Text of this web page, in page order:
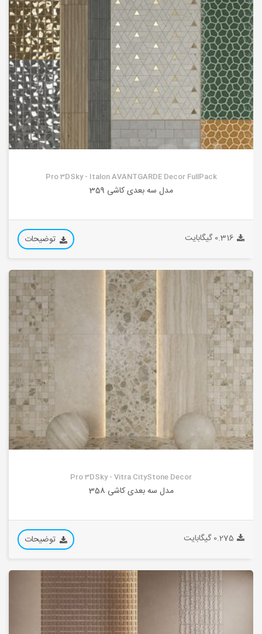
Pro 3DSky - Italon AVANTGARDE Decor FullPack
مدل سه بعدی کاشی 359
0.316 گیگابایت توضیحات
Pro 3DSky - Vitra CityStone Decor
مدل سه بعدی کاشی 358
0.275 گیگابایت توضیحات